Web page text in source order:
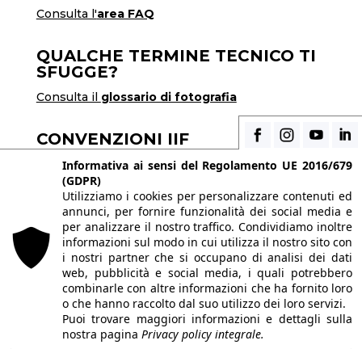
Consulta l'area FAQ
QUALCHE TERMINE TECNICO TI
SFUGGE?
Consulta il glossario di fotografia
CONVENZIONI IIF
Scopri i vantaggi di essere uno studente di IIF
© 2026 Istituto Italiano di Fotografia® srl, Via
Enrico Caviglia 3, 20139 Milano | Tel 02/58107623
- 02/58107139
P.IVA IT10863240155 | PECiifmilano@pec.it|
REA MI-1415688 | Capitale sociale € 10.400,00 I.V.
Le immagini del sito sono utilizzate su licenza dei
Informativa ai sensi del Regolamento UE 2016/679
(GDPR)
Utilizziamo i cookies per personalizzare contenuti ed
annunci, per fornire funzionalità dei social media e
per analizzare il nostro traffico. Condividiamo inoltre
informazioni sul modo in cui utilizza il nostro sito con
i nostri partner che si occupano di analisi dei dati
web, pubblicità e social media, i quali potrebbero
combinarle con altre informazioni che ha fornito loro
o che hanno raccolto dal suo utilizzo dei loro servizi.
Puoi trovare maggiori informazioni e dettagli sulla
nostra pagina Privacy policy integrale.